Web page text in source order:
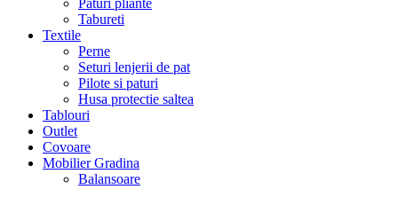
Paturi pliante
Tabureti
Textile
Perne
Seturi lenjerii de pat
Pilote si paturi
Husa protectie saltea
Tablouri
Outlet
Covoare
Mobilier Gradina
Balansoare